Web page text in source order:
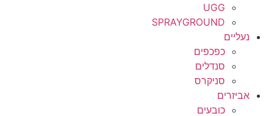
UGG
SPRAYGROUND
נעליים
כפכפים
סנדלים
סניקרס
אביזרים
כובעים